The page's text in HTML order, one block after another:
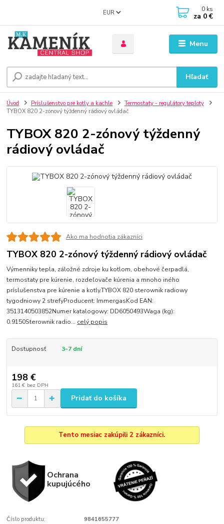
Menu
EUR
Hľadať
0 ks
za 0 €
Úvod Príslušenstvo pre kotly a kachle
Termostaty - regulátory teploty
TYBOX 820 2-zónový týždenný rádiový ovládač
TYBOX 820 2-zónový týždenný
rádiový ovládač
Ako ma hodnotia zákazníci
TYBOX 820 2-zónový týždenný rádiový ovládač
Výmenniky tepla, záložné zdroje ku kotlom, obehové čerpadlá,
termostaty pre kúrenie, rozdeľovače kúrenia a mnoho iného
príslušenstva pre kúrenie a kotly.TYBOX 820 sterownik radiowy
tygodniowy 2 strefyProducent: ImmergasKod EAN:
3513140503852Numer katalogowy: DD6050493Waga (kg):
0.9150Sterownik radio... celý popis
Dostupnosť 3-7 dní
198 €
161 € bez DPH
Pridať do košíka
Tento mesiac zakúpili 2 zákazníci.
Ochrana
kupujúcého
Číslo produktu: 9841655777